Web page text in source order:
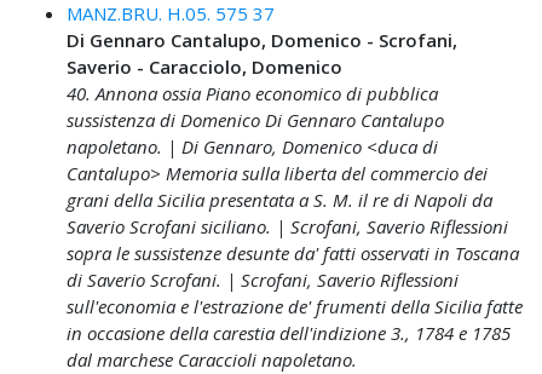
MANZ.BRU. H.05. 575 37
Di Gennaro Cantalupo, Domenico - Scrofani,
Saverio - Caracciolo, Domenico
40. Annona ossia Piano economico di pubblica
sussistenza di Domenico Di Gennaro Cantalupo
napoletano. | Di Gennaro, Domenico <duca di
Cantalupo> Memoria sulla liberta del commercio dei
grani della Sicilia presentata a S. M. il re di Napoli da
Saverio Scrofani siciliano. | Scrofani, Saverio Riflessioni
sopra le sussistenze desunte da' fatti osservati in Toscana
di Saverio Scrofani. | Scrofani, Saverio Riflessioni
sull'economia e l'estrazione de' frumenti della Sicilia fatte
in occasione della carestia dell'indizione 3., 1784 e 1785
dal marchese Caraccioli napoletano.